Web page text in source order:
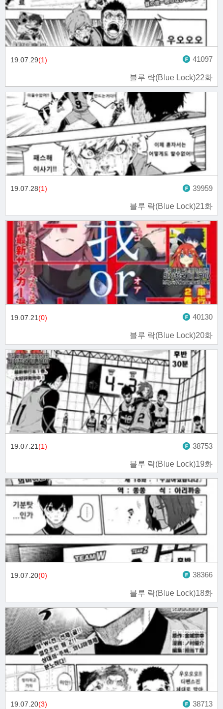
블루 락(Blue Lock)22화
19.07.29(1) 41097
블루 락(Blue Lock)21화
19.07.28(1) 39959
블루 락(Blue Lock)20화
19.07.21(0) 40130
블루 락(Blue Lock)19화
19.07.21(1) 38753
블루 락(Blue Lock)18화
19.07.20(0) 38366
19.07.20(3) 38713